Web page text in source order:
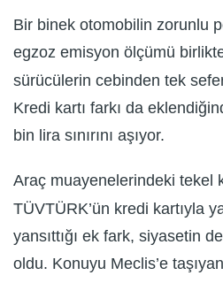
Bir binek otomobilin zorunlu
egzoz emisyon ölçümü birlikte
sürücülerin cebinden tek
Kredi kartı farkı da
bin lira sınırını aşıyor.
Araç muayenelerindeki tekel
TÜVTÜRK’ün kredi kartıyla
yansıttığı ek fark, siyasetin
oldu. Konuyu Meclis’e